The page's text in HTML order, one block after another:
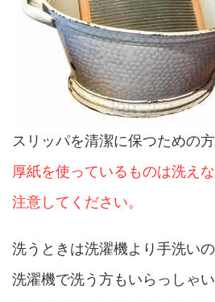
スリッパを清潔に保つための
厚紙を使っているものは洗え
注意してください。
洗うときは洗濯機より手洗いの
洗濯機で洗う方もいらっしゃ